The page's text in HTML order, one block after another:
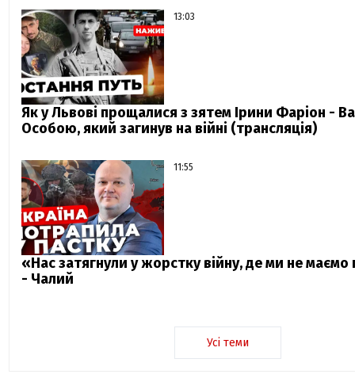
13:03
Як у Львові прощалися з зятем Ірини Фаріон -
Особою, який загинув на війні (трансляція)
11:55
«Нас затягнули у жорстку війну, де ми не маємо
- Чалий
Усі теми